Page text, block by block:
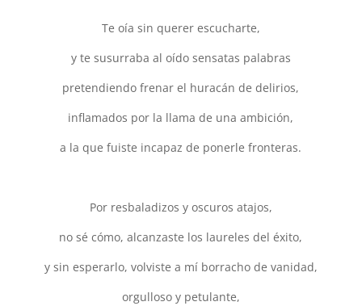
Te oía sin querer escucharte,
y te susurraba al oído sensatas palabras
pretendiendo frenar el huracán de delirios,
inflamados por la llama de una ambición,
a la que fuiste incapaz de ponerle fronteras.
Por resbaladizos y oscuros atajos,
no sé cómo, alcanzaste los laureles del éxito,
y sin esperarlo, volviste a mí borracho de vanidad,
orgulloso y petulante,